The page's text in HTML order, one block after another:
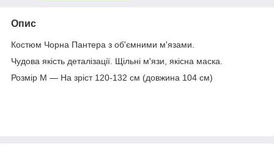
Опис
Костюм Чорна Пантера з об'ємними м'язами.
Чудова якість деталізації. Щільні м'язи, якісна маска.
Розмір М — На зріст 120-132 см (довжина 104 см)